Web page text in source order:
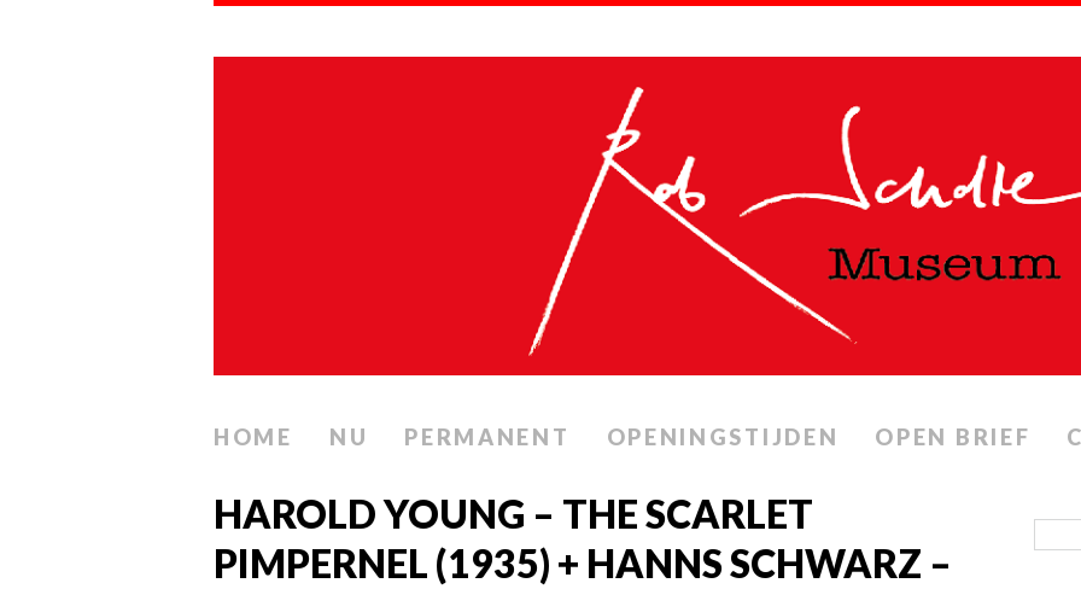
HOME NU PERMANENT OPENINGSTIJDEN OPEN BRIEF
HAROLD YOUNG – THE SCARLET
PIMPERNEL (1935) + HANNS SCHWARZ –